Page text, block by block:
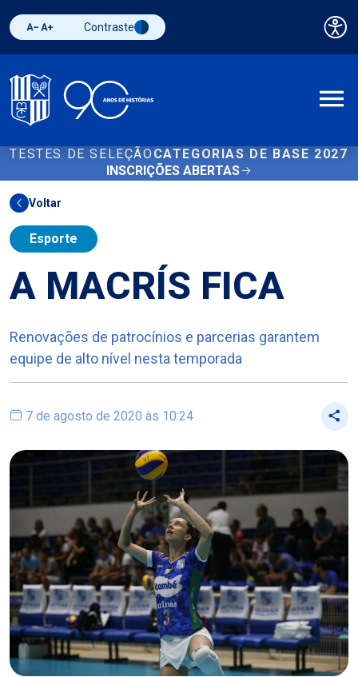
Diminuir fonte
Aumentar fonteAlternar contraste
Contraste
TESTES DE SELEÇÃO CATEGORIAS DE BASE 2027
INSCRIÇÕES ABERTAS
Voltar
Esporte
A MACRÍS FICA
Renovações de patrocínios e parcerias garantem
equipe de alto nível nesta temporada
7 de agosto de 2020 às 10:24